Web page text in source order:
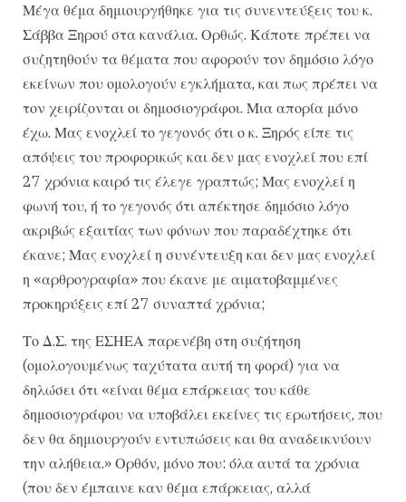
Μέγα θέμα δημιουργήθηκε για τις συνεντεύξεις του κ.
Σάββα Ξηρού στα κανάλια. Ορθώς. Κάποτε πρέπει να
συζητηθούν τα θέματα που αφορούν τον δημόσιο λόγο
εκείνων που ομολογούν εγκλήματα, και πως πρέπει να
τον χειρίζονται οι δημοσιογράφοι. Μια απορία μόνο
έχω. Μας ενοχλεί το γεγονός ότι ο κ. Ξηρός είπε τις
απόψεις του προφορικώς και δεν μας ενοχλεί που επί
27 χρόνια καιρό τις έλεγε γραπτώς; Μας ενοχλεί η
φωνή του, ή το γεγονός ότι απέκτησε δημόσιο λόγο
ακριβώς εξαιτίας των φόνων που παραδέχτηκε ότι
έκανε; Μας ενοχλεί η συνέντευξη και δεν μας ενοχλεί
η «αρθρογραφία» που έκανε με αιματοβαμμένες
προκηρύξεις επί 27 συναπτά χρόνια;
Το Δ.Σ. της ΕΣΗΕΑ παρενέβη στη συζήτηση
(ομολογουμένως ταχύτατα αυτή τη φορά) για να
δηλώσει ότι «είναι θέμα επάρκειας του κάθε
δημοσιογράφου να υποβάλει εκείνες τις ερωτήσεις, που
δεν θα δημιουργούν εντυπώσεις και θα αναδεικνύουν
την αλήθεια.» Ορθόν, μόνο που: όλα αυτά τα χρόνια
(που δεν έμπαινε καν θέμα επάρκειας, αλλά